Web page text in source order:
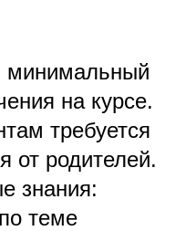
минимальный
на курсе.
требуется
от родителей.
знания:
теме